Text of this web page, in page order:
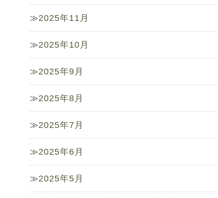
2025年11月
2025年10月
2025年9月
2025年8月
2025年7月
2025年6月
2025年5月